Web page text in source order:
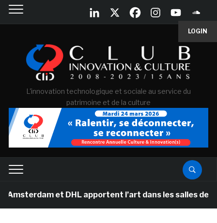
LOGIN
L'innovation technologique et sociale au service du
patrimoine et de la culture
et DHL apportent l’art dans les salles de classe